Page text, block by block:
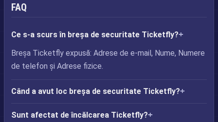
FAQ
Ce s-a scurs în breșa de securitate Ticketfly?
Breșa Ticketfly expusă: Adrese de e-mail, Nume, Numere
de telefon și Adrese fizice.
Când a avut loc breșa de securitate Ticketfly?
Sunt afectat de încălcarea Ticketfly?